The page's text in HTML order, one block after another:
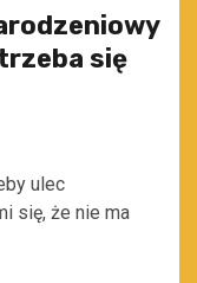
się
ulec
się, że nie ma